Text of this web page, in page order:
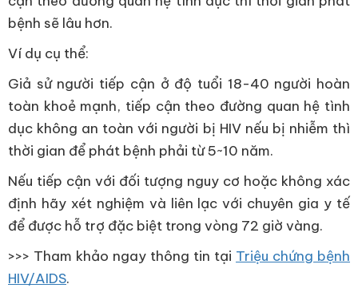
bệnh sẽ lâu hơn.
Ví dụ cụ thể:
Giả sử người tiếp cận ở độ tuổi 18-40 người hoàn
toàn khoẻ mạnh, tiếp cận theo đường quan hệ tình
dục không an toàn với người bị HIV nếu bị nhiễm thì
thời gian để phát bệnh phải từ 5~10 năm.
Nếu tiếp cận với đối tượng nguy cơ hoặc không xác
định hãy xét nghiệm và liên lạc với chuyên gia y tế
để được hỗ trợ đặc biệt trong vòng 72 giờ vàng.
>>> Tham khảo ngay thông tin tại Triệu chứng bệnh
HIV/AIDS.